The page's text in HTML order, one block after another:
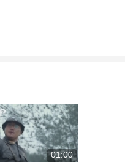
01:00